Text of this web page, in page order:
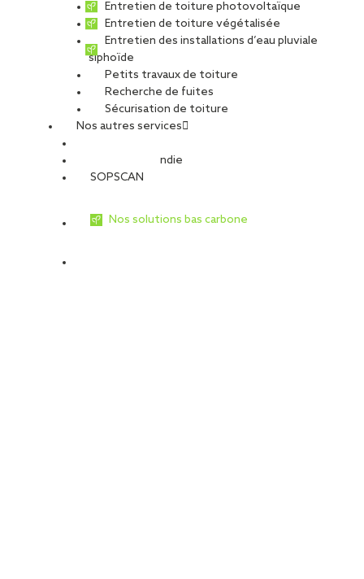
Entretien de toiture photovoltaïque
Entretien de toiture végétalisée
Entretien des installations d’eau pluviale
siphoïde
Petits travaux de toiture
Recherche de fuites
Sécurisation de toiture
Nos autres services
Sécurité Incendie
SOPSCAN
Nos solutions bas carbone